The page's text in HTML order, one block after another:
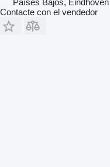
Países Bajos, Eindhoven
Contacte con el vendedor